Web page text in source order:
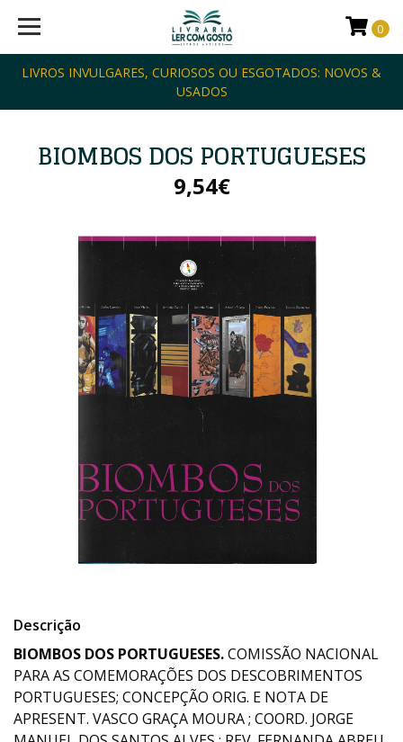
LIVROS INVULGARES, CURIOSOS OU ESGOTADOS: NOVOS &
USADOS
0
BIOMBOS DOS PORTUGUESES
9,54€
Descrição
BIOMBOS DOS PORTUGUESES.COMISSÃO NACIONAL
PARA AS COMEMORAÇÕES DOS DESCOBRIMENTOS
PORTUGUESES; CONCEPÇÃO ORIG. E NOTA DE
APRESENT. VASCO GRAÇA MOURA ; COORD. JORGE